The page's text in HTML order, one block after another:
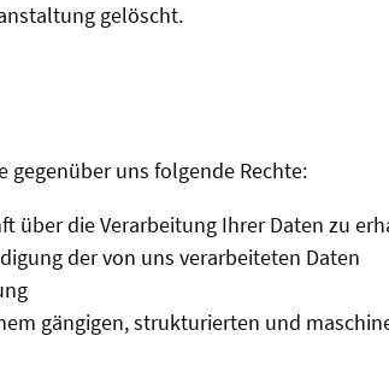
gelöscht.
gegenüber uns folgende Rechte:
über die Verarbeitung Ihrer Daten zu
der von uns verarbeiteten Daten
gängigen, strukturierten und